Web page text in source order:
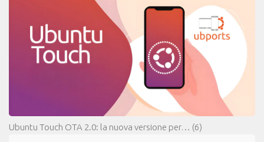
Ubuntu Touch OTA 2.0: la nuova versione per… (6)